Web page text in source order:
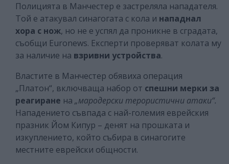
Полицията в Манчестер е застреляла нападателя.
Той е атакувал синагогата с кола и нападнал
хора с нож, но не е успял да проникне в сградата,
съобщи Euronews. Експерти проверяват колата му
за наличие на взривни устройства.
Властите в Манчестер обявиха операция
„Платон“, включваща набор от спешни мерки за
реагиране на „мародерски терористични атаки“.
Нападението съвпада с най-големия еврейския
празник Йом Кипур – денят на прошката и
изкуплението, който събира в синагогите
местните еврейски общности.